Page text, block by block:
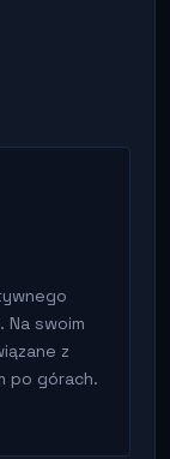
Na swoim
z
po górach.